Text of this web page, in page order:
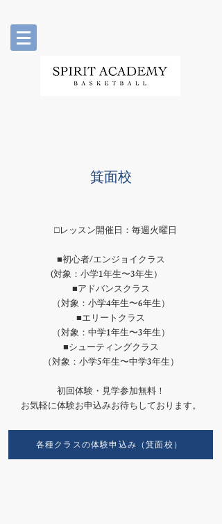
​箕面校
□レッスン開催日：毎週火曜日
■初心者/エンジョイクラス
(対象：小学1年生〜3年生）
■アドバンスクラス
（対象：小学4年生〜6年生）
■エリートクラス
（対象：中学1年生〜3年生）
■シューティングクラス
（対象：小学5年生〜中学3年生）
初回体験・見学参加無料！
お気軽に体験お申込みお待ちしております。
各種クラスの体験申込み（箕面校）